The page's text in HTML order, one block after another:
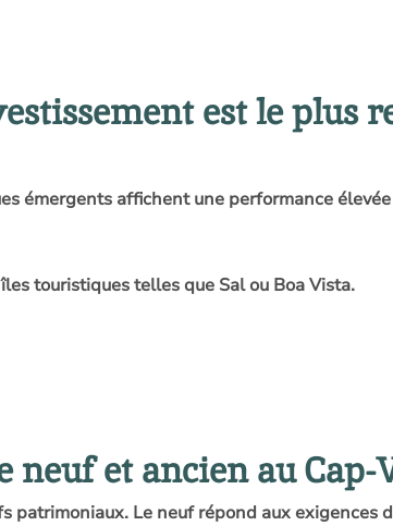
est le plus
émergents affichent une performance
touristiques telles que Sal ou Boa Vista.
et ancien au Cap-
patrimoniaux. Le neuf répond aux